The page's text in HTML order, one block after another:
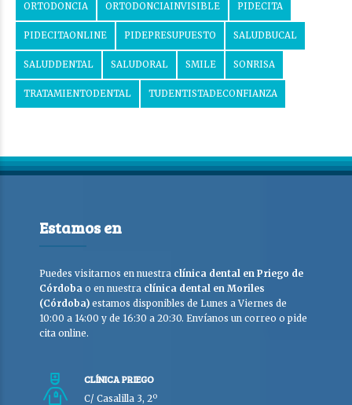
ORTODONCIA ORTODONCIAINVISIBLE PIDECITA
PIDECITAONLINE PIDEPRESUPUESTO SALUDBUCAL
SALUDDENTAL SALUDORAL SMILE SONRISA
TRATAMIENTODENTAL TUDENTISTADECONFIANZA
Estamos en
Puedes visitarnos en nuestra clínica dental en Priego de
Córdoba o en nuestra clínica dental en Moriles
(Córdoba) estamos disponibles de Lunes a Viernes de
10:00 a 14:00 y de 16:30 a 20:30. Envíanos un correo o pide
cita online.
CLÍNICA PRIEGO
C/ Casalilla 3, 2º